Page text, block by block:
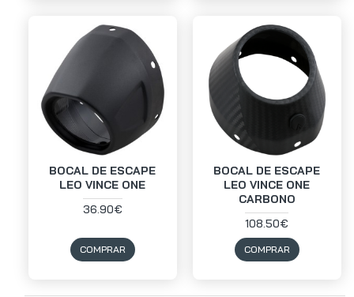
BOCAL DE ESCAPE
LEO VINCE ONE
36.90€
COMPRAR
BOCAL DE ESCAPE
LEO VINCE ONE
CARBONO
108.50€
COMPRAR